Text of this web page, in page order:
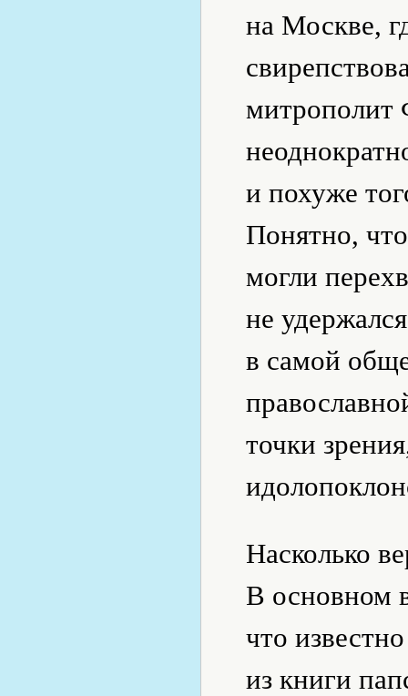
на Москве,
митрополит
и похуже
Понятно,
могли
не
в самой
точки
Насколько
В основном
что
из книги